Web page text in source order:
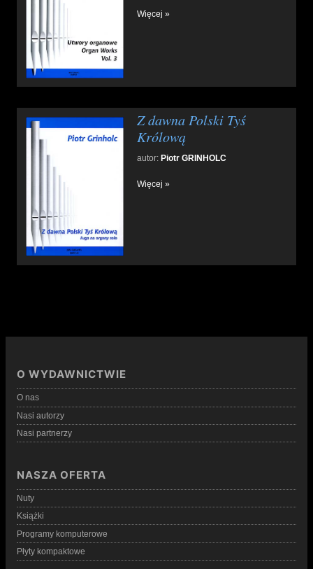
Więcej »
Z dawna Polski Tyś
Królową
autor:Piotr GRINHOLC
Więcej »
O WYDAWNICTWIE
O nas
Nasi autorzy
Nasi partnerzy
NASZA OFERTA
Nuty
Książki
Programy komputerowe
Płyty kompaktowe